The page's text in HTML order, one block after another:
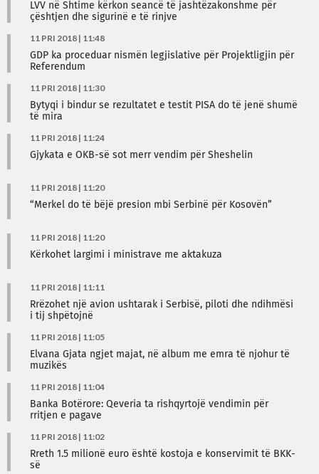
LVV në Shtime kërkon seancë të jashtëzakonshme për
çështjen dhe sigurinë e të rinjve
11 PRI 2018 | 11:48
GDP ka proceduar nismën legjislative për Projektligjin për
Referendum
11 PRI 2018 | 11:30
Bytyqi i bindur se rezultatet e testit PISA do të jenë shumë
të mira
11 PRI 2018 | 11:24
Gjykata e OKB-së sot merr vendim për Sheshelin
11 PRI 2018 | 11:20
“Merkel do të bëjë presion mbi Serbinë për Kosovën”
11 PRI 2018 | 11:20
Kërkohet largimi i ministrave me aktakuza
11 PRI 2018 | 11:11
Rrëzohet një avion ushtarak i Serbisë, piloti dhe ndihmësi
i tij shpëtojnë
11 PRI 2018 | 11:05
Elvana Gjata ngjet majat, në album me emra të njohur të
muzikës
11 PRI 2018 | 11:04
Banka Botërore: Qeveria ta rishqyrtojë vendimin për
rritjen e pagave
11 PRI 2018 | 11:02
Rreth 1.5 milionë euro është kostoja e konservimit të BKK-
së